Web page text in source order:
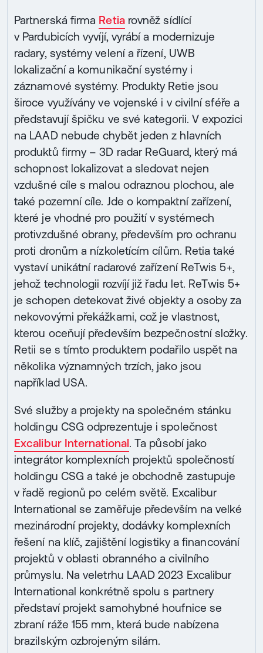
Partnerská firma Retiarovněž sídlící
v Pardubicích vyvíjí, vyrábí a modernizuje
radary, systémy velení a řízení, UWB
lokalizační a komunikační systémy i
záznamové systémy. Produkty Retie jsou
široce využívány ve vojenské i v civilní sféře a
představují špičku ve své kategorii. V expozici
na LAAD nebude chybět jeden z hlavních
produktů firmy – 3D radar ReGuard, který má
schopnost lokalizovat a sledovat nejen
vzdušné cíle s malou odraznou plochou, ale
také pozemní cíle. Jde o kompaktní zařízení,
které je vhodné pro použití v systémech
protivzdušné obrany, především pro ochranu
proti dronům a nízkoletícím cílům. Retia také
vystaví unikátní radarové zařízení ReTwis 5+,
jehož technologii rozvíjí již řadu let. ReTwis 5+
je schopen detekovat živé objekty a osoby za
nekovovými překážkami, což je vlastnost,
kterou oceňují především bezpečnostní složky.
Retii se s tímto produktem podařilo uspět na
několika významných trzích, jako jsou
například USA.
Své služby a projekty na společném stánku
holdingu CSG odprezentuje i společnost
Excalibur International. Ta působí jako
integrátor komplexních projektů společností
holdingu CSG a také je obchodně zastupuje
v řadě regionů po celém světě. Excalibur
International se zaměřuje především na velké
mezinárodní projekty, dodávky komplexních
řešení na klíč, zajištění logistiky a financování
projektů v oblasti obranného a civilního
průmyslu. Na veletrhu LAAD 2023 Excalibur
International konkrétně spolu s partnery
představí projekt samohybné houfnice se
zbraní ráže 155 mm, která bude nabízena
brazilským ozbrojeným silám.